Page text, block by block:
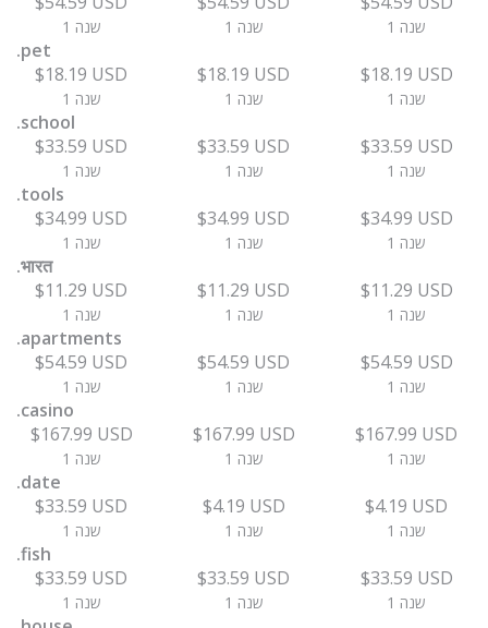
1 שנה 1 שנה 1 שנה
.pet
$18.19 USD
1 שנה
$18.19 USD
1 שנה
$18.19 USD
1 שנה
.school
$33.59 USD
1 שנה
$33.59 USD
1 שנה
$33.59 USD
1 שנה
.tools
$34.99 USD
1 שנה
$34.99 USD
1 שנה
$34.99 USD
1 שנה
.भारत
$11.29 USD
1 שנה
$11.29 USD
1 שנה
$11.29 USD
1 שנה
.apartments
$54.59 USD
1 שנה
$54.59 USD
1 שנה
$54.59 USD
1 שנה
.casino
$167.99 USD
1 שנה
$167.99 USD
1 שנה
$167.99 USD
1 שנה
.date
$33.59 USD
1 שנה
$4.19 USD
1 שנה
$4.19 USD
1 שנה
.fish
$33.59 USD
1 שנה
$33.59 USD
1 שנה
$33.59 USD
1 שנה